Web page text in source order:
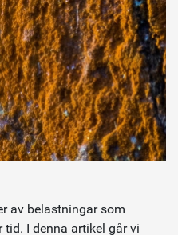
av belastningar som
tid. I denna artikel går vi